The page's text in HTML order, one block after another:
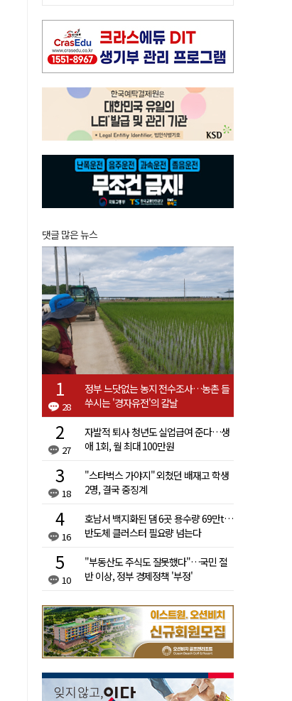
댓글 많은 뉴스
28
정부 느닷없는 농지 전수조사…농촌 들
쑤시는 '경자유전'의 칼날
27
자발적 퇴사 청년도 실업급여 준다…생
애 1회, 월 최대 100만원
18
"스타벅스 가야지" 외쳤던 배재고 학생
2명, 결국 중징계
16
호남서 백지화된 댐 6곳 용수량 69만t…
반도체 클러스터 필요량 넘는다
10
"부동산도 주식도 잘못했다"…국민 절
반 이상, 정부 경제정책 '부정'